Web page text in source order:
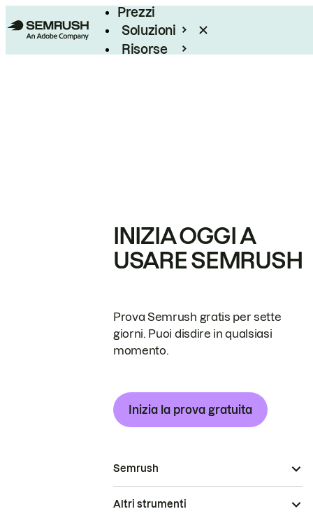
Prezzi
Soluzioni
Risorse
INIZIA OGGI A
USARE SEMRUSH
Prova Semrush gratis per sette
giorni. Puoi disdire in qualsiasi
momento.
Inizia la prova gratuita
Semrush
Altri strumenti